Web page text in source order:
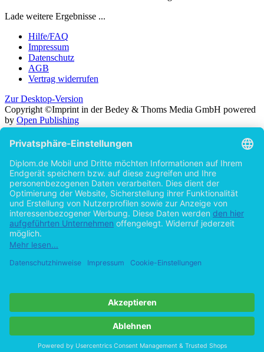
Lade weitere Ergebnisse ...
Hilfe/FAQ
Impressum
Datenschutz
AGB
Vertrag widerrufen
Zur Desktop-Version
Copyright ©Imprint in der Bedey & Thoms Media GmbH powered
by Open Publishing
Zurück
Suche in
Titel
Autor
Volltext
Erscheinungsjahr
Beliebiges Erscheinungsjahr
ab 2026
ab 2025
ab 2023
ab 2010
Cookie-Einstellungen